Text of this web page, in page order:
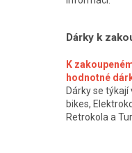
Dárky k
K
hodnotné
Dárky se
bikes,
Retrokola a